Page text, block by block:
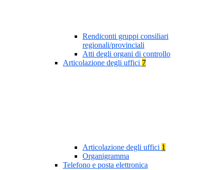
Rendiconti gruppi consiliari
regionali/provinciali
Atti degli organi di controllo
Articolazione degli uffici 7
Articolazione degli uffici 1
Organigramma
Telefono e posta elettronica